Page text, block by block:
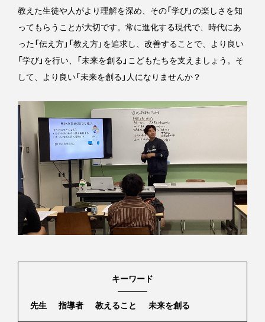
教えた生徒や人がより理解を深め、その「学び」の楽しさを知
ってもらうことが大切です。常に進化する現代で、時代にあ
った「伝え方」「教え方」を追求し、改善することで、より良い
「学び」を行い、「未来を創る」こどもたちを支えましょう。そ
して、より良い「未来を創る」人になりませんか？
キーワード
先生 指導者 教えること 未来を創る